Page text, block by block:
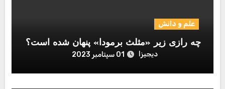
علم و دانش
چه رازی زیر «مثلث برمودا» پنهان شده است؟
دیجیزا 01 سپتامبر 2023